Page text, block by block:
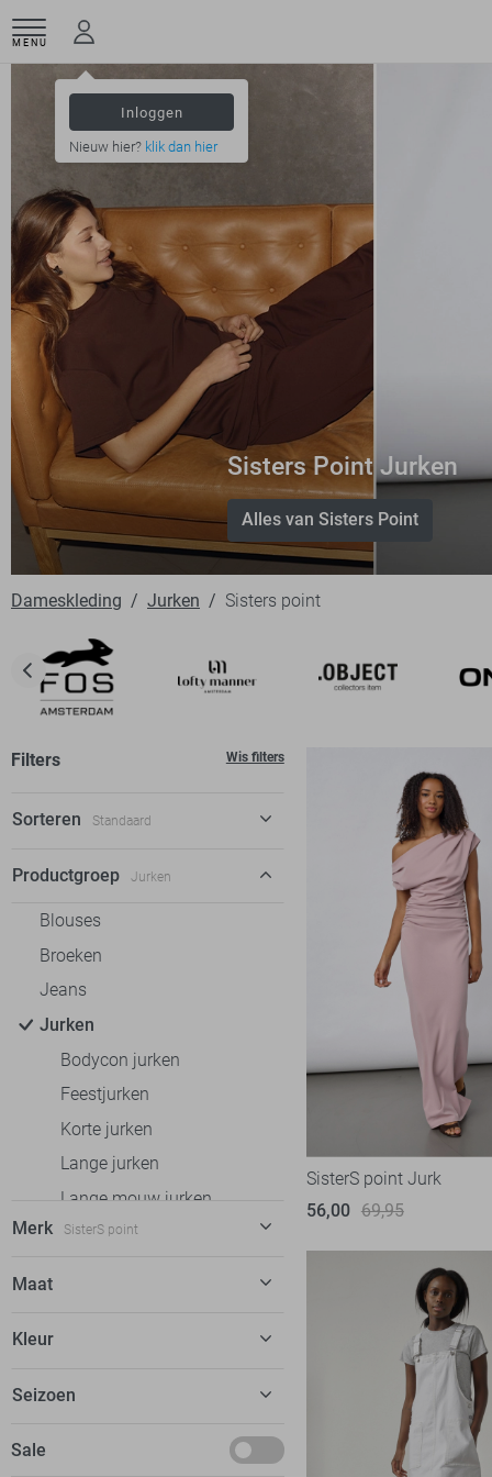
MENU
Inloggen
Nieuw hier? klik dan hier
Sisters Point Jurken
Alles van Sisters Point
Dameskleding Jurken Sisters point
Filters Wis filters
Sorteren Standaard
Standaard
Productgroep Jurken
Blouses
Broeken
Jeans
Jurken
Bodycon jurken
Feestjurken
Korte jurken
Lange jurken
Lange mouw jurken
Midi jurken
Rokken
Tops
Truien
Merk SisterS point
Calvin Klein 3
Fluresk
Garcia
Maat
XS
M
Kleur
Beige
Seizoen
Deals
Sale
SisterS point Jurk
56,00 69,95